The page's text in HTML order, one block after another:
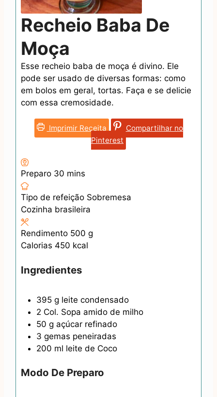
Recheio Baba De
Moça
Esse recheio baba de moça é divino. Ele
pode ser usado de diversas formas: como
em bolos em geral, tortas. Faça e se delicie
com essa cremosidade.
Imprimir Receita
Compartilhar no
Pinterest
Preparo 30 m
n
u
e
s
mins
Tipo de refeição Sobremesa
Cozinha brasileira
Rendimento 500 g
Calorias 450 kcal
Ingredientes
395 g leite condensado
2 Col. Sopa amido de milho
50 g açúcar refinado
3 gemas peneiradas
200 ml leite de Coco
Modo De Preparo